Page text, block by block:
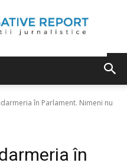
în Parlament. Nimeni nu
în